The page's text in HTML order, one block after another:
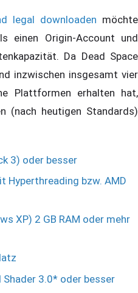
legal downloaden möchte
einen Origin-Account und
Da Dead Space
inzwischen insgesamt vier
Plattformen erhalten hat,
(nach heutigen Standards)
3) oder besser
Hyperthreading bzw. AMD
XP) 2 GB RAM oder mehr
3.0* oder besser